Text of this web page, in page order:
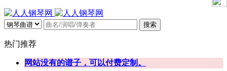
搜索
热门推荐
网站没有的谱子，可以付费定制。